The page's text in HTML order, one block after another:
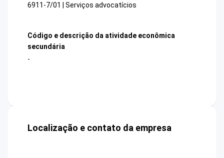
6911-7/01 | Serviços advocatícios
Código e descrição da atividade econômica
secundária
-
Localização e contato da empresa